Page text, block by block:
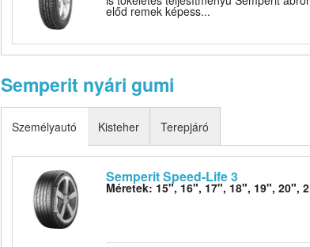
előd remek képess...
Semperit nyári gumi
Személyautó
Semperit Speed-Life 3
Méretek: 15", 16", 17", 18", 19", 20",
Kisteher Terepjáró